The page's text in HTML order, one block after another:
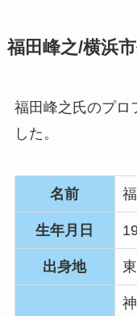
福田峰之/横浜
福田峰之氏のプロ
した。
名前
生年月日
出身地